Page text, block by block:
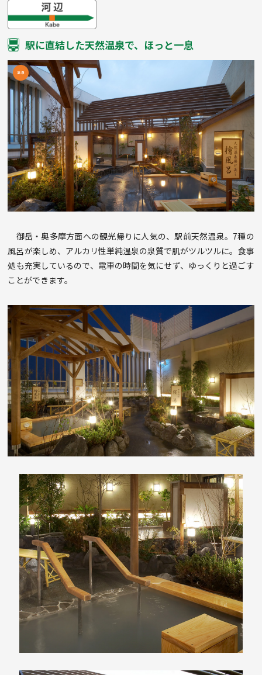
駅に直結した天然温泉で、ほっと一息
御岳・奥多摩方面への観光帰りに人気の、駅前天然温泉。7種の
風呂が楽しめ、アルカリ性単純温泉の泉質で肌がツルツルに。食事
処も充実しているので、電車の時間を気にせず、ゆっくりと過ごす
ことができます。